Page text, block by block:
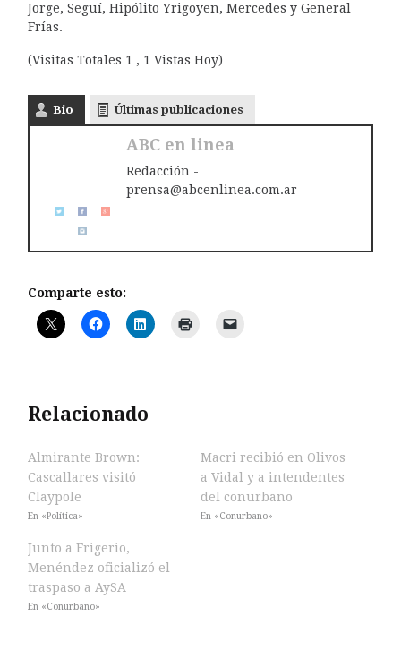
Jorge, Seguí, Hipólito Yrigoyen, Mercedes y General
Frías.
(Visitas Totales 1 , 1 Vistas Hoy)
Bio Últimas publicaciones
ABC en linea
Redacción -
prensa@abcenlinea.com.ar
Comparte esto:
Relacionado
Almirante Brown:
Cascallares visitó
Claypole
En «Política»
Macri recibió en Olivos
a Vidal y a intendentes
del conurbano
En «Conurbano»
Junto a Frigerio,
Menéndez oficializó el
traspaso a AySA
En «Conurbano»